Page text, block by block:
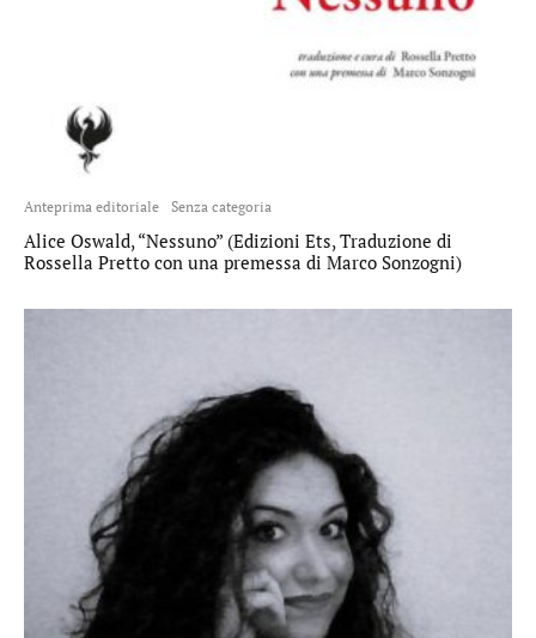
Anteprima editoriale Senza categoria
Alice Oswald, “Nessuno” (Edizioni Ets, Traduzione di
Rossella Pretto con una premessa di Marco Sonzogni)